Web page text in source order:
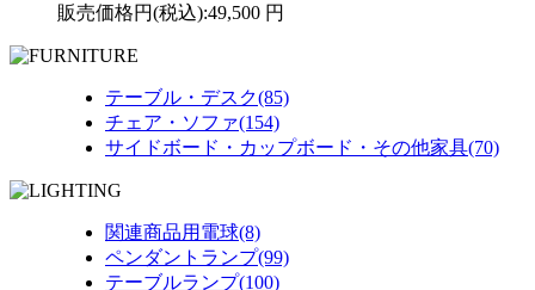
販売価格円(税込):49,500 円
テーブル・デスク(85)
チェア・ソファ(154)
サイドボード・カップボード・その他家具(70)
関連商品用電球(8)
ペンダントランプ(99)
テーブルランプ(100)